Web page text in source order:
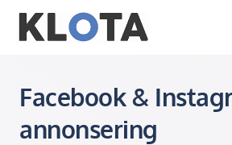
direkt
innehållet
Facebook &
annonsering